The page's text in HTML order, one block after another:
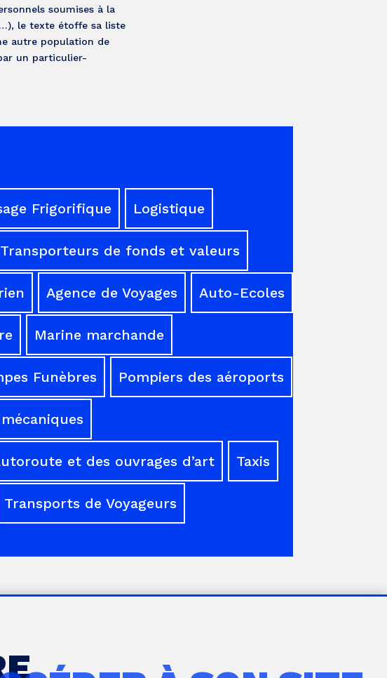
soumises à la
le texte étoffe sa liste
autre population de
un particulier-
Frigorifique Logistique
Transporteurs de fonds et valeurs
Agence de Voyages Auto-Ecoles
Marine marchande
Funèbres Pompiers des aéroports
et des ouvrages d’art Taxis
Transports de Voyageurs